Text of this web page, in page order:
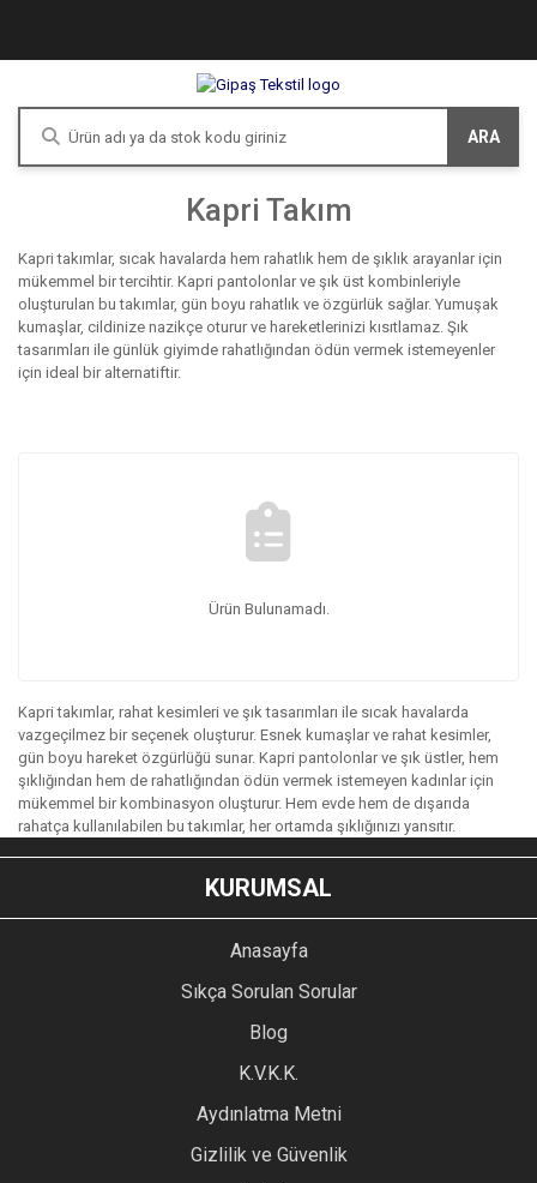
ARA
Kapri Takım
Kapri takımlar, sıcak havalarda hem rahatlık hem de şıklık arayanlar için
mükemmel bir tercihtir. Kapri pantolonlar ve şık üst kombinleriyle
oluşturulan bu takımlar, gün boyu rahatlık ve özgürlük sağlar. Yumuşak
kumaşlar, cildinize nazikçe oturur ve hareketlerinizi kısıtlamaz. Şık
tasarımları ile günlük giyimde rahatlığından ödün vermek istemeyenler
için ideal bir alternatiftir.
Ürün Bulunamadı.
Kapri takımlar, rahat kesimleri ve şık tasarımları ile sıcak havalarda
vazgeçilmez bir seçenek oluşturur. Esnek kumaşlar ve rahat kesimler,
gün boyu hareket özgürlüğü sunar. Kapri pantolonlar ve şık üstler, hem
şıklığından hem de rahatlığından ödün vermek istemeyen kadınlar için
mükemmel bir kombinasyon oluşturur. Hem evde hem de dışarıda
rahatça kullanılabilen bu takımlar, her ortamda şıklığınızı yansıtır.
KURUMSAL
Anasayfa
Sıkça Sorulan Sorular
Blog
K.V.K.K.
Aydınlatma Metni
Gizlilik ve Güvenlik